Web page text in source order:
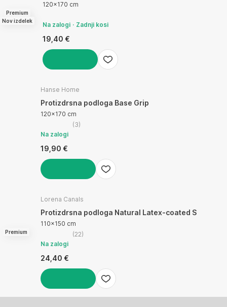
Premium
Nov izdelek
120x170 cm
Na zalogi Zadnji kosi
19,40 €
Hanse Home
Protizdrsna podloga Base Grip
120x170 cm
(3)
Na zalogi
19,90 €
Premium
Lorena Canals
Protizdrsna podloga Natural Latex-coated S
110x150 cm
(22)
Na zalogi
24,40 €